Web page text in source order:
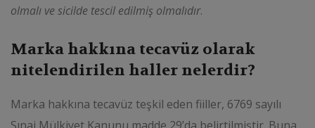
olmalı ve sicilde tescil edilmiş olmalıdır.
Marka hakkına tecavüz olarak
nitelendirilen haller nelerdir?
Marka hakkına tecavüz teşkil eden fiiller, 6769 sayılı